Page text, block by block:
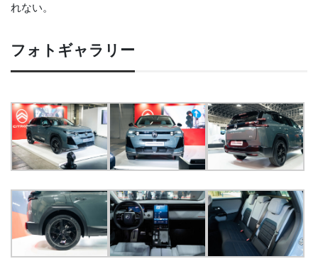
れない。
フォトギャラリー